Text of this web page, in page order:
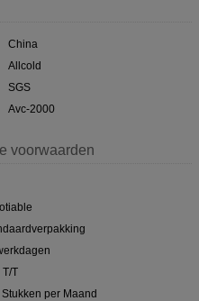
China
Allcold
SGS
Avc-2000
voorwaarden
T/T
per Maand